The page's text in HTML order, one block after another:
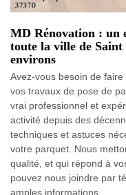
MD Rénovation : un
toute la ville de Saint
environs
Avez-vous besoin de
vos travaux de pose de
vrai professionnel et
activité depuis des
techniques et astuces
votre parquet. Nous
qualité, et qui répond à
pouvez nous joindre par
amples informations.